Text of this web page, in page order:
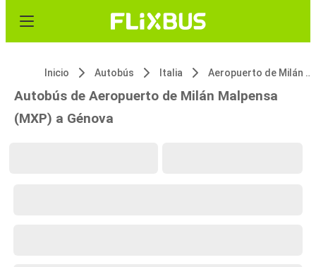
Inicio Autobús Italia Aeropuerto de Milán Malpensa (MXP)
Autobús de Aeropuerto de Milán Malpensa
(MXP) a Génova